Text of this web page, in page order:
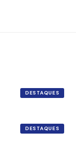
DESTAQUES
DESTAQUES